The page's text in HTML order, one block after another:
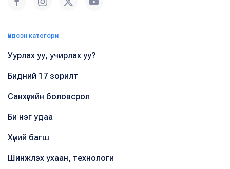
Үндсэн категори
Уурлах уу, учирлах уу?
Бидний 17 зорилт
Санхүүгийн боловсрол
Би нэг удаа
Хүний багш
Шинжлэх ухаан, технологи